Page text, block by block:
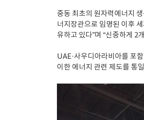
중동 최초의 원자력에너지
너지장관으로 임명된 이후
유하고 있다”며 “신중하게 2
UAE·사우디아라비아를 포
이한 에너지 관련 제도를 통